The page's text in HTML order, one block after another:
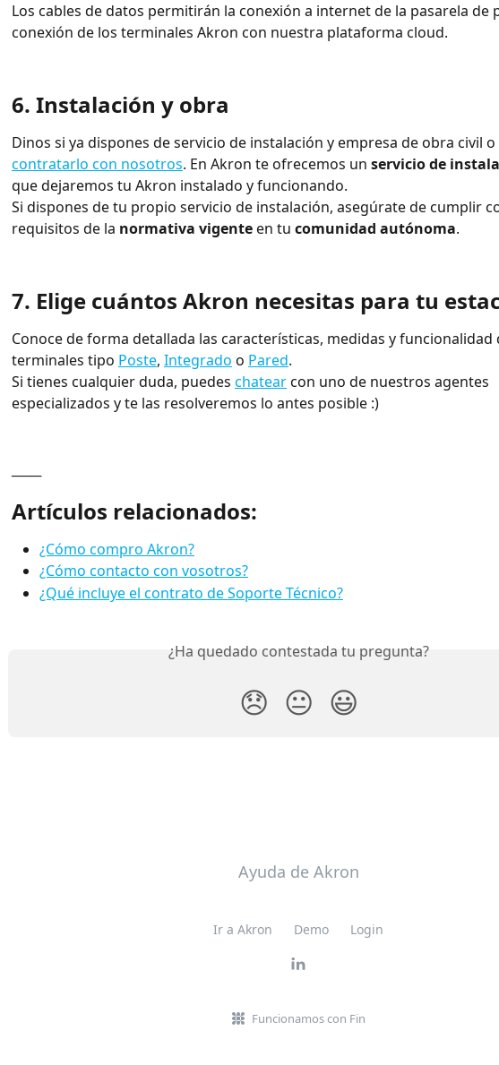
Los cables de datos permitirán la conexión a internet de la pasarela de
conexión de los terminales Akron con nuestra plataforma cloud.
6. Instalación y obra
Dinos si ya dispones de servicio de instalación y empresa de obra civil
contratarlo con nosotros. En Akron te ofrecemos un servicio de
que dejaremos tu Akron instalado y funcionando.
Si dispones de tu propio servicio de instalación, asegúrate de cumplir
requisitos de la normativa vigente en tu comunidad autónoma.
7. Elige cuántos Akron necesitas para tu
Conoce de forma detallada las características, medidas y funcionalidad
terminales tipo Poste, Integrado o Pared.
Si tienes cualquier duda, puedes chatear con uno de nuestros agentes
especializados y te las resolveremos lo antes posible :)
───
Artículos relacionados:
¿Cómo compro Akron?
¿Cómo contacto con vosotros?
¿Qué incluye el contrato de Soporte Técnico?
¿Ha quedado contestada tu pregunta?
😞 😐 😃
Ayuda de Akron
Ir a Akron Demo Login
Funcionamos con Fin